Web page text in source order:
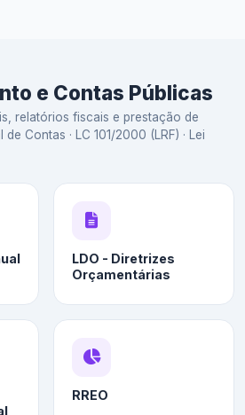
e Contas Públicas
relatórios fiscais e prestação de
Contas · LC 101/2000 (LRF) · Lei
LDO - Diretrizes
Orçamentárias
RREO